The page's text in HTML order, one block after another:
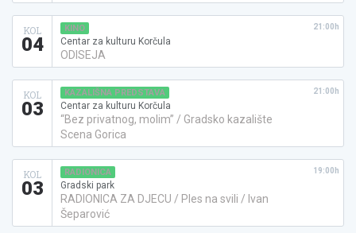
KOL
04
KINO
Centar za kulturu Korčula
ODISEJA
21:00h
KOL
03
KAZALIŠNA PREDSTAVA
Centar za kulturu Korčula
“Bez privatnog, molim” / Gradsko kazalište
Scena Gorica
21:00h
KOL
03
RADIONICA
Gradski park
RADIONICA ZA DJECU / Ples na svili / Ivan
Šeparović
19:00h